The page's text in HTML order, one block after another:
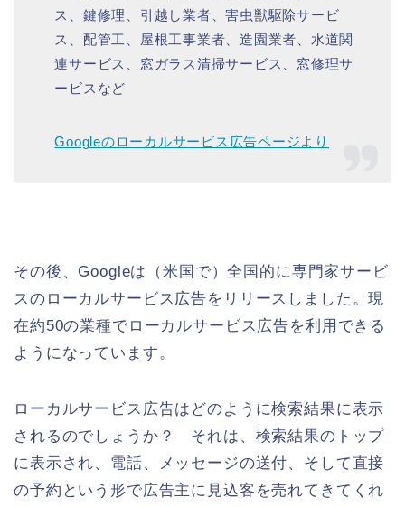
ス、鍵修理、引越し業者、害虫獣駆除サービ
ス、配管工、屋根工事業者、造園業者、水道関
連サービス、窓ガラス清掃サービス、窓修理サ
ービスなど
Googleのローカルサービス広告ページより
その後、Googleは（米国で）全国的に専門家サービ
スのローカルサービス広告をリリースしました。現
在約50の業種でローカルサービス広告を利用できる
ようになっています。
ローカルサービス広告はどのように検索結果に表示
されるのでしょうか？ それは、検索結果のトップ
に表示され、電話、メッセージの送付、そして直接
の予約という形で広告主に見込客を売れてきてくれ